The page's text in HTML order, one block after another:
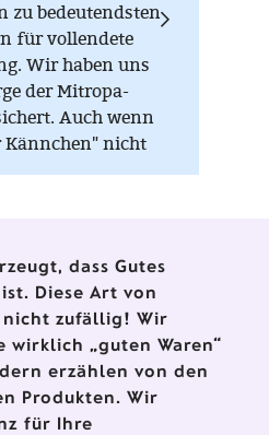
zu bedeutendsten
für vollendete
Wir haben uns
der Mitropa-
Auch wenn
nicht
ist, ihre Mitropa-
dass Gutes
Diese Art von
zufällig! Wir
„guten Waren“
erzählen von den
Produkten. Wir
für Ihre